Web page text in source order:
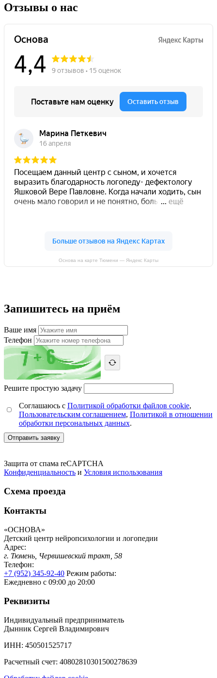
Отзывы о нас
Основа на карте Тюмени — Яндекс Карты
Запишитесь на приём
Ваше имя
Телефон
Решите простую задачу
Соглашаюсь с Политикой обработки файлов cookie,
Пользовательским соглашением, Политикой в отношении
обработки персональных данных.
Отправить заявку
Защита от спама reCAPTCHA
Конфиденциальность и Условия использования
Схема проезда
Контакты
«ОСНОВА»
Детский центр нейропсихологии и логопедии
Адрес:
г. Тюмень, Червишевский тракт, 58
Телефон:
+7 (952) 345-92-40 Режим работы:
Ежедневно с 09:00 до 20:00
Реквизиты
Индивидуальный предприниматель
Дынник Сергей Владимирович
ИНН: 450501525717
Расчетный счет: 40802810301500278639